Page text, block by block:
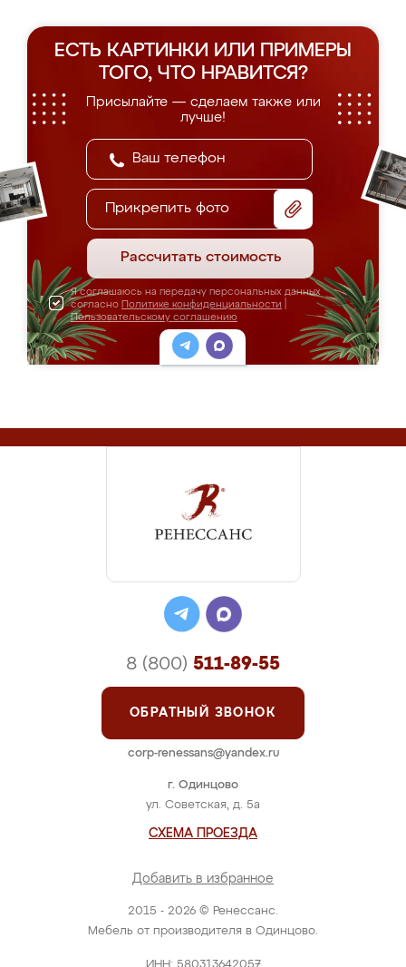
ЕСТЬ КАРТИНКИ ИЛИ ПРИМЕРЫ
ТОГО, ЧТО НРАВИТСЯ?
Присылайте — сделаем также или
лучше!
Прикрепить фото
Рассчитать стоимость
Я соглашаюсь на передачу персональных данных
согласно Политике конфиденциальности
Пользовательскому соглашению
2015 - 2026 © Ренессанс.
Мебель от производителя в Одинцово.
г. Одинцово
ул. Советская, д. 5а
СХЕМА ПРОЕЗДА
Добавить в избранное
8 (800) 511-89-55
ОБРАТНЫЙ ЗВОНОК
corp-renessans@yandex.ru